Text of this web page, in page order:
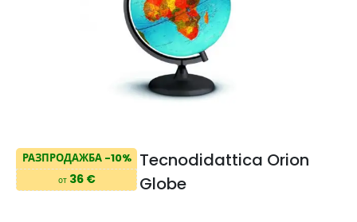
РАЗПРОДАЖБА -10%
от36 €
Tecnodidattica Orion
Globe